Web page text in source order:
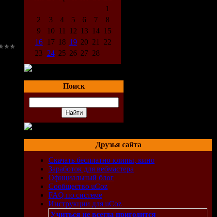
1
2
3 4 5 6 7
8
9
10 11 12 13 14 15
16
17 18 19 20 21
22
23 24 25 26 27 28
Поиск
Друзья сайта
Скачать бесплатно клипы, кино
Заработок для вебмастера
Официальный блог
Сообщество uCoz
FAQ по системе
Инструкции для uCoz
Учиться не всегда пригодится